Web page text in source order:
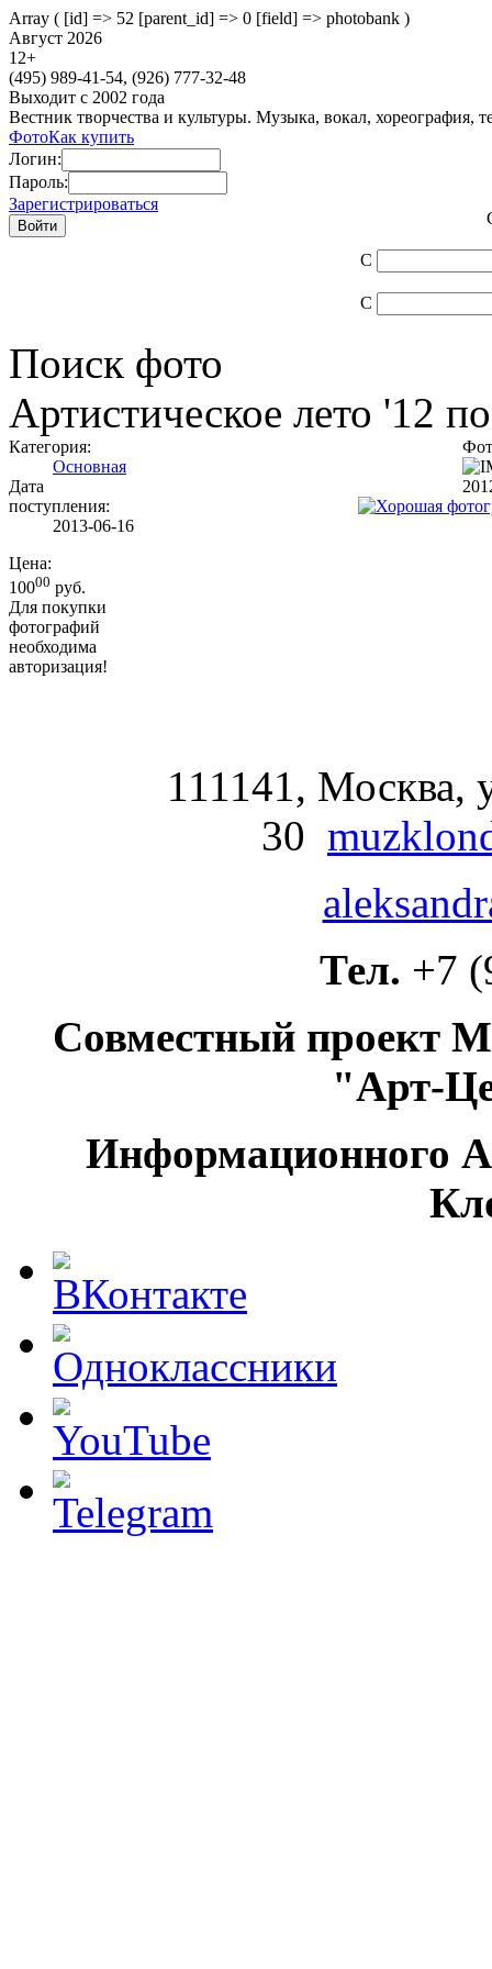
Array ( [id] => 52 [parent_id] => 0 [field] => photobank )
Август 2026
12+
(495) 989-41-54, (926) 777-32-48
Выходит с 2002 года
Вестник творчества и культуры. Музыка, вокал, хореография,
ФотоКак купить
Логин:
Пароль:
Зарегистрироваться
С
С
Поиск фото
Артистическое лето '12
Категория:
Основная
Дата
поступления:
2013-06-16
Цена:
10000 руб.
Для покупки
фотографий
необходима
авторизация!
111141, Москва,
30
Тел. +7
Совместный проект
"Арт-
Информационного